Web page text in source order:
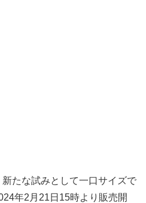
たな試みとして一口サイズで
年2月21日15時より販売開